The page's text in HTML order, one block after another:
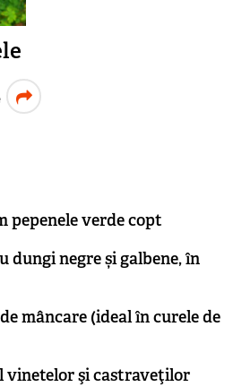
pepenele verde copt
dungi negre și galbene, în
mâncare (ideal în curele de
vinetelor şi castraveţilor